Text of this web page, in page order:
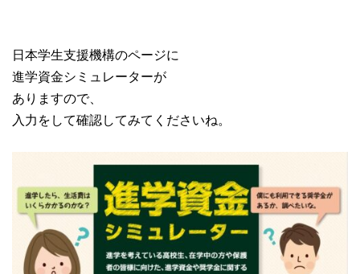
日本学生支援機構のページに
進学資金シミュレーターが
ありますので、
入力をして確認してみてくださいね。